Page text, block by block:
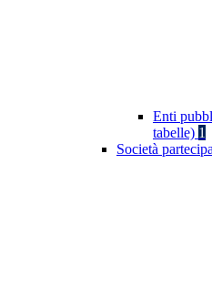
Enti
tabelle) 1
Società